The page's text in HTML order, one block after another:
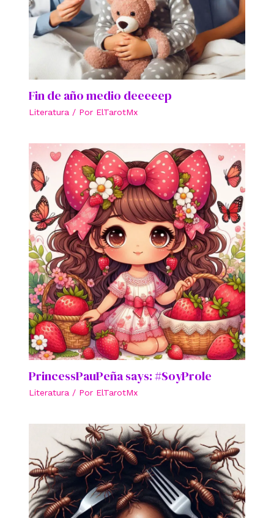
Fin de año medio deeeeep
Literatura / Por ElTarotMx
PrincessPauPeña says: #SoyProle
Literatura / Por ElTarotMx